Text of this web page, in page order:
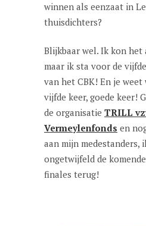
winnen als eenzaat in
thuisdichters?
Blijkbaar wel. Ik kon het
maar ik sta voor de
van het CBK! En je weet
vijfde keer, goede keer!
de organisatie TRILL
Vermeylenfonds en
aan mijn medestanders,
ongetwijfeld de
finales terug!